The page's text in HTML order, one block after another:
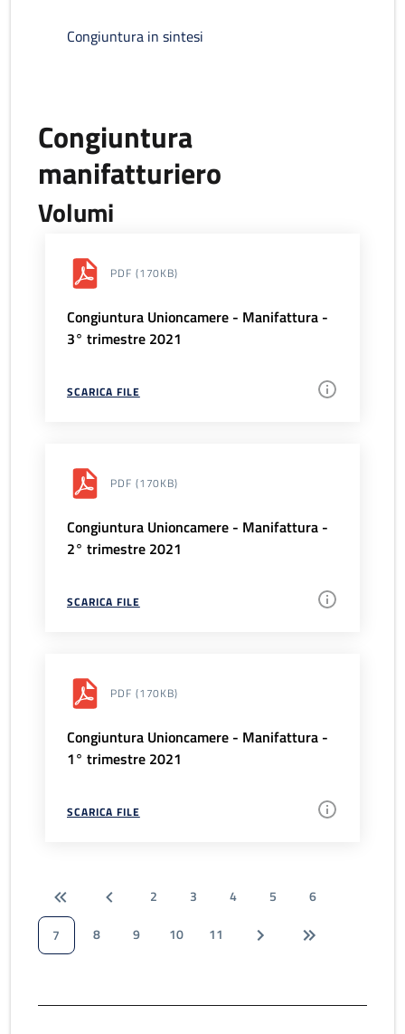
Congiuntura in sintesi
Congiuntura
manifatturiero
Volumi
PDF (170KB)
Congiuntura Unioncamere - Manifattura -
3° trimestre 2021
SCARICA FILE
PDF (170KB)
Congiuntura Unioncamere - Manifattura -
2° trimestre 2021
SCARICA FILE
PDF (170KB)
Congiuntura Unioncamere - Manifattura -
1° trimestre 2021
SCARICA FILE
2 3 4 5
6
7
8 9 10 11